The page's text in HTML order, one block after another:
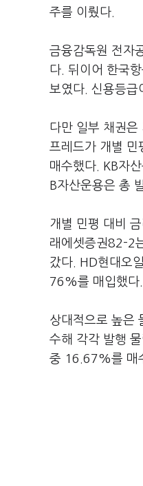
주를 이뤘다.
금융감독원 전자
다. 뒤이어 한국
보였다. 신용등급
다만 일부 채권
프레드가 개별
매수했다. KB자
B자산운용은 총
개별 민평 대비
래에셋증권82-2
갔다. HD현대오
76%를 매입했다.
상대적으로 높은
수해 각각 발행
중 16.67%를 매